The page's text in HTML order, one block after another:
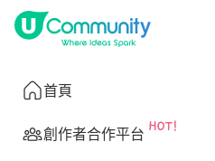
首頁
創作者合作平台